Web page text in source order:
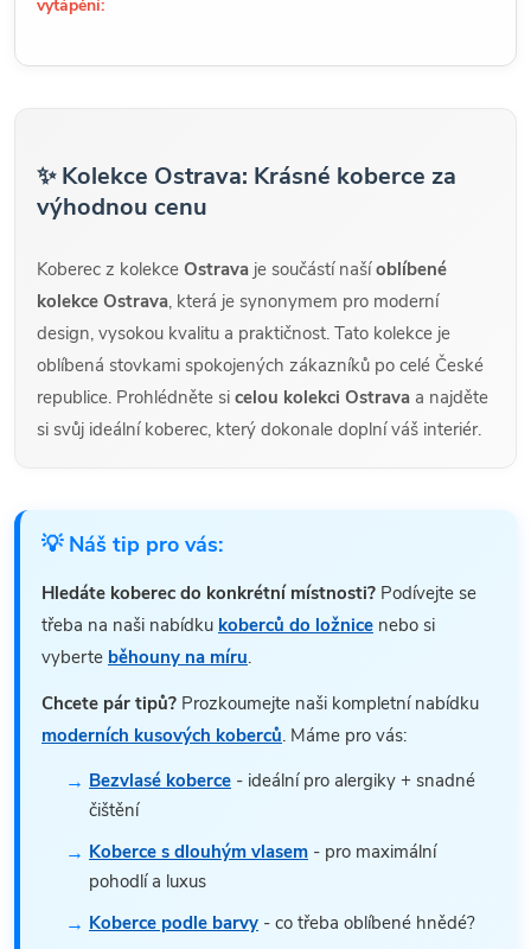
vytápění:
✨ Kolekce Ostrava: Krásné koberce za
výhodnou cenu
Koberec z kolekce Ostrava je součástí našíoblíbené
kolekce Ostrava, která je synonymem pro moderní
design, vysokou kvalitu a praktičnost. Tato kolekce je
oblíbená stovkami spokojených zákazníků po celé České
republice. Prohlédněte si celou kolekci Ostrava a najděte
si svůj ideální koberec, který dokonale doplní váš interiér.
💡 Náš tip pro vás:
Hledáte koberec do konkrétní místnosti? Podívejte se
třeba na naši nabídku koberců do ložnice nebo si
vyberte běhouny na míru.
Chcete pár tipů? Prozkoumejte naši kompletní nabídku
moderních kusových koberců. Máme pro vás:
Bezvlasé koberce - ideální pro alergiky + snadné
čištění
Koberce s dlouhým vlasem - pro maximální
pohodlí a luxus
Koberce podle barvy - co třeba oblíbené hnědé?